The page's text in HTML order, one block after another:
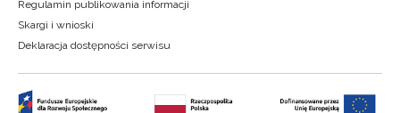
Regulamin publikowania informacji
Skargi i wnioski
Deklaracja dostępności serwisu